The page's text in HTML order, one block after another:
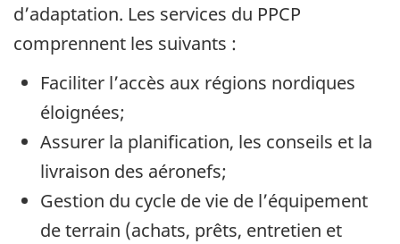
d’adaptation. Les services du PPCP
comprennent les suivants :
Faciliter l’accès aux régions nordiques
éloignées;
Assurer la planification, les conseils et la
livraison des aéronefs;
Gestion du cycle de vie de l’équipement
de terrain (achats, prêts, entretien et